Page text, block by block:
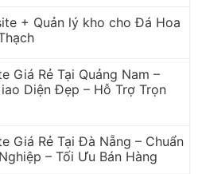
+ Quản lý kho cho Đá Hoa
Giá Rẻ Tại Quảng Nam –
Diện Đẹp – Hỗ Trợ Trọn
Giá Rẻ Tại Đà Nẵng – Chuẩn
– Tối Ưu Bán Hàng